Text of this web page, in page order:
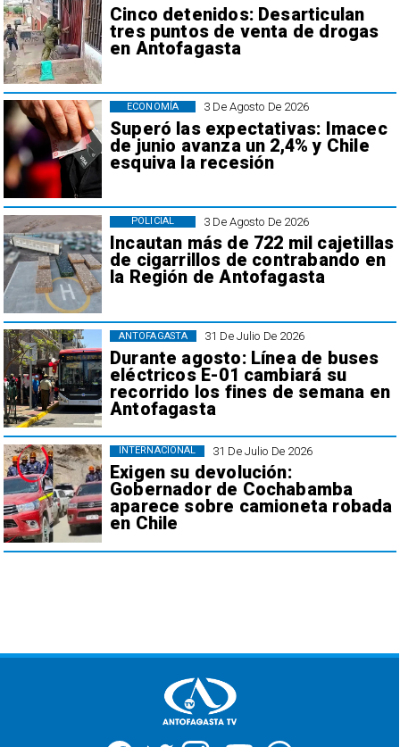
Cinco detenidos: Desarticulan
tres puntos de venta de drogas
en Antofagasta
3 De Agosto De 2026
Superó las expectativas: Imacec
de junio avanza un 2,4% y Chile
esquiva la recesión
ECONOMÍA
3 De Agosto De 2026
Incautan más de 722 mil cajetillas
de cigarrillos de contrabando en
la Región de Antofagasta
POLICIAL
31 De Julio De 2026
Durante agosto: Línea de buses
eléctricos E-01 cambiará su
recorrido los fines de semana en
Antofagasta
ANTOFAGASTA
31 De Julio De 2026
Exigen su devolución:
Gobernador de Cochabamba
aparece sobre camioneta robada
en Chile
INTERNACIONAL